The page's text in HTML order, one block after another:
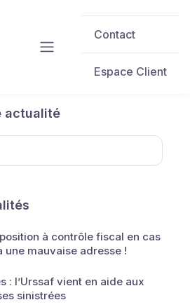
Contact
Espace Client
actualité
à contrôle fiscal en cas
une mauvaise adresse !
: l’Urssaf vient en aide aux
sinistrées